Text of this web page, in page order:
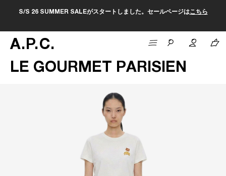
S/S 26 SUMMER SALEがスタートしました。セールページはこちら
A.P.C.
LE GOURMET PARISIEN